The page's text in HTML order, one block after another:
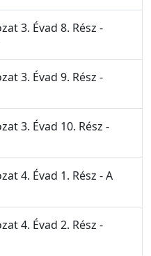
3. Évad 8. Rész -
3. Évad 9. Rész -
3. Évad 10. Rész -
4. Évad 1. Rész - A
4. Évad 2. Rész -